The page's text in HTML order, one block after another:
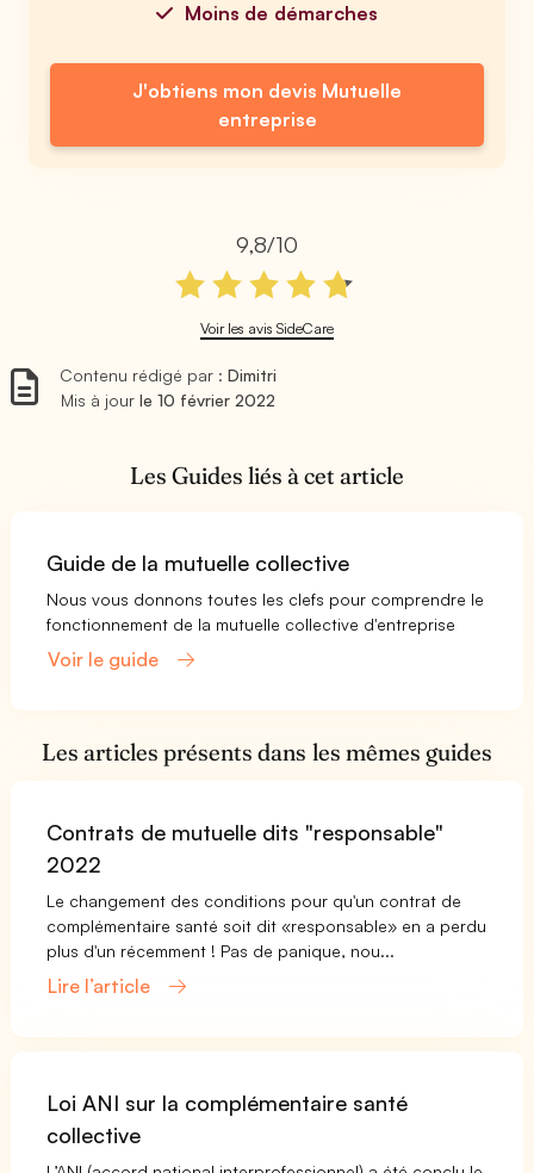
Moins de démarches
J'obtiens mon devis Mutuelle
entreprise
9,8/10
Voir les avis SideCare
Contenu rédigé par :Dimitri
Mis à jourle 10 février 2022
Les Guides liés à cet article
Guide de la mutuelle collective
Nous vous donnons toutes les clefs pour comprendre le
fonctionnement de la mutuelle collective d'entreprise
Voir le guide
Les articles présents dans les mêmes guides
Contrats de mutuelle dits "responsable"
2022
Le changement des conditions pour qu'un contrat de
complémentaire santé soit dit «responsable» en a perdu
plus d'un récemment ! Pas de panique, nou...
Lire l’article
Loi ANI sur la complémentaire santé
collective